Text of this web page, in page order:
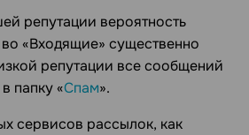
репутации вероятность
«Входящие» существенно
репутации все сообщений
папку «Спам».
сервисов рассылок, как